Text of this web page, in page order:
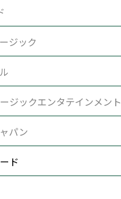
ジック
ックエンタテインメント
パン
ド